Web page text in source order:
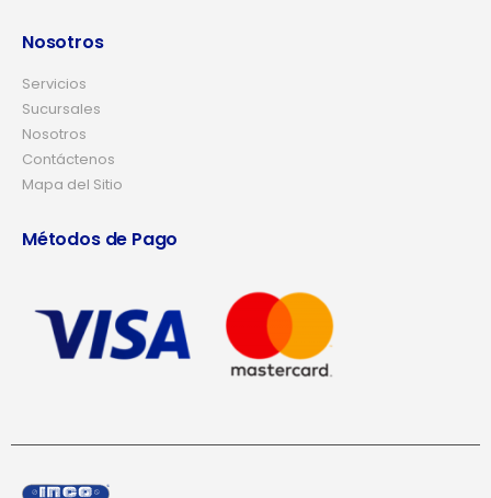
Nosotros
Servicios
Sucursales
Nosotros
Contáctenos
Mapa del Sitio
Métodos de Pago